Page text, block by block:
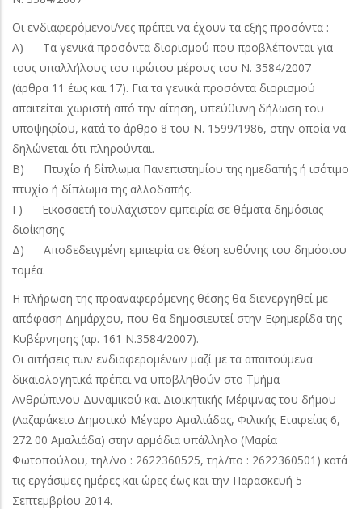
Οι ενδιαφερόμενοι/νες πρέπει να έχουν τα εξής προσόντα :
Α) Τα γενικά προσόντα διορισμού που προβλέπονται για
τους υπαλλήλους του πρώτου μέρους του Ν. 3584/2007
(άρθρα 11 έως και 17). Για τα γενικά προσόντα διορισμού
απαιτείται χωριστή από την αίτηση, υπεύθυνη δήλωση του
υποψηφίου, κατά το άρθρο 8 του Ν. 1599/1986, στην οποία να
δηλώνεται ότι πληρούνται.
Β) Πτυχίο ή δίπλωμα Πανεπιστημίου της ημεδαπής ή ισότιμο
πτυχίο ή δίπλωμα της αλλοδαπής.
Γ) Εικοσαετή τουλάχιστον εμπειρία σε θέματα δημόσιας
διοίκησης.
Δ) Αποδεδειγμένη εμπειρία σε θέση ευθύνης του δημόσιου
τομέα.
Η πλήρωση της προαναφερόμενης θέσης θα διενεργηθεί με
απόφαση Δημάρχου, που θα δημοσιευτεί στην Εφημερίδα της
Κυβέρνησης (αρ. 161 Ν.3584/2007).
Οι αιτήσεις των ενδιαφερομένων μαζί με τα απαιτούμενα
δικαιολογητικά πρέπει να υποβληθούν στο Τμήμα
Ανθρώπινου Δυναμικού και Διοικητικής Μέριμνας του δήμου
(Λαζαράκειο Δημοτικό Μέγαρο Αμαλιάδας, Φιλικής Εταιρείας 6,
272 00 Αμαλιάδα) στην αρμόδια υπάλληλο (Μαρία
Φωτοπούλου, τηλ/νο : 2622360525, τηλ/πο : 2622360501) κατά
τις εργάσιμες ημέρες και ώρες έως και την Παρασκευή 5
Σεπτεμβρίου 2014.